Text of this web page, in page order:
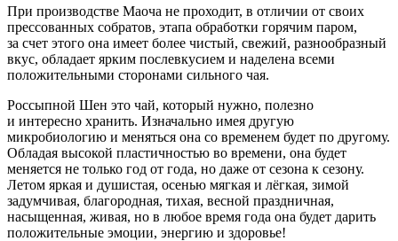
При производстве Маоча не проходит, в отличии от своих
прессованных собратов, этапа обработки горячим паром,
за счет этого она имеет более чистый, свежий, разнообразный
вкус, обладает ярким послевкусием и наделена всеми
положительными сторонами сильного чая.
Россыпной Шен это чай, который нужно, полезно
и интересно хранить. Изначально имея другую
микробиологию и меняться она со временем будет по другому.
Обладая высокой пластичностью во времени, она будет
меняется не только год от года, но даже от сезона к сезону.
Летом яркая и душистая, осенью мягкая и лёгкая, зимой
задумчивая, благородная, тихая, весной праздничная,
насыщенная, живая, но в любое время года она будет дарить
положительные эмоции, энергию и здоровье!